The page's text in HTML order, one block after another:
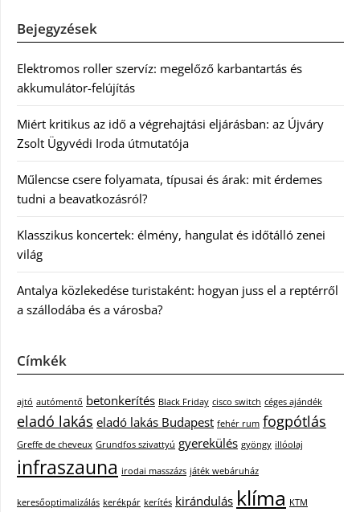
Bejegyzések
Elektromos roller szervíz: megelőző karbantartás és
akkumulátor-felújítás
Miért kritikus az idő a végrehajtási eljárásban: az Újváry
Zsolt Ügyvédi Iroda útmutatója
Műlencse csere folyamata, típusai és árak: mit érdemes
tudni a beavatkozásról?
Klasszikus koncertek: élmény, hangulat és időtálló zenei
világ
Antalya közlekedése turistaként: hogyan juss el a reptérről
a szállodába és a városba?
Címkék
ajtó autómentő betonkerítés Black Friday cisco switch céges ajándék
eladó lakás eladó lakás Budapest fehér rum fogpótlás
Greffe de cheveux Grundfos szivattyú gyerekülés gyöngy illóolaj
infraszauna irodai masszázs játék webáruház
keresőoptimalizálás kerékpár kerítés kirándulás klíma KTM